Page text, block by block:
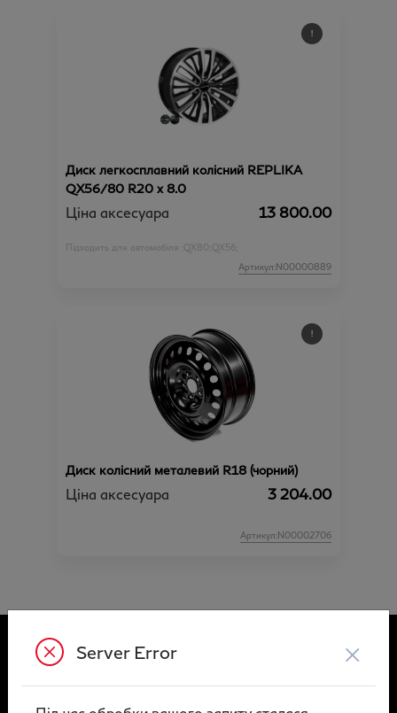
Диск легкосплавний колісний REPLIKA
QX56/80 R20 х 8.0
Ціна аксесуара 13 800.00
Підходить для автомобіля : QX80;QX56;
Артикул:N00000889
Диск колісний металевий R18 (чорний)
Ціна аксесуара 3 204.00
Артикул:N00002706
МОДЕЛЬНИЙ РЯД
Server Error ×